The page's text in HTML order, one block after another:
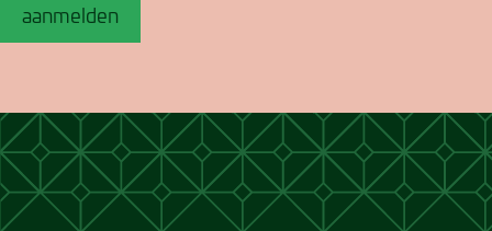
aanmelden